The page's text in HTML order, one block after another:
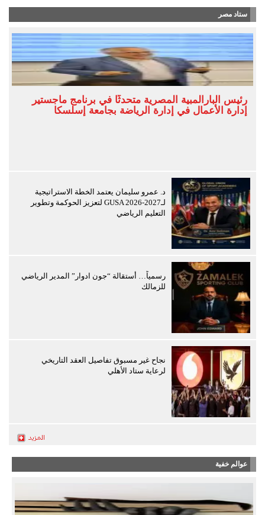
ستاد مصر
رئيس البارالمبية المصرية متحدثًا في برنامج ماجستير
إدارة الأعمال في إدارة الرياضة بجامعة إسلسكا
د. عمرو سليمان يعتمد الخطة الاستراتيجية
لـGUSA 2026-2027 لتعزيز الحوكمة وتطوير
التعليم الرياضي
رسمياً… أستقالة “جون ادوار” المدير الرياضي
للزمالك
نجاح غير مسبوق تفاصيل العقد التاريخي
لرعاية ستاد الأهلي
عوالم خفية